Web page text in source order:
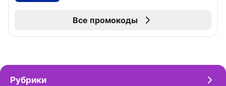
Все промокоды
Рубрики